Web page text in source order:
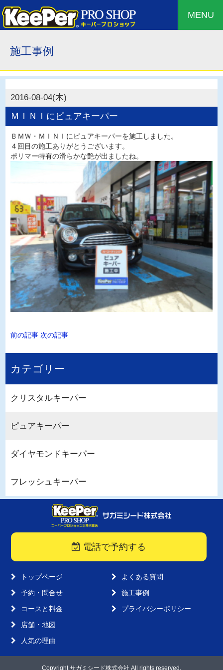
MENU
施工事例
2016-08-04(木)
ＭＩＮＩにピュアキーパー
ＢＭＷ・ＭＩＮＩにピュアキーパーを施工しました。
４回目の施工ありがとうございます。
ポリマー特有の滑らかな艶が出ましたね。
前の記事 次の記事
カテゴリー
クリスタルキーパー
ピュアキーパー
ダイヤモンドキーパー
フレッシュキーパー
電話で予約する
トップページ
予約・問合せ
コースと料金
店舗・地図
人気の理由
よくある質問
施工事例
プライバシーポリシー
Copyright サガミシード株式会社 All rights reserved.